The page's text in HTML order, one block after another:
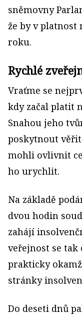
sněmovny
že by v platnost
roku.
Rychlé
Vraťme se
kdy začal platit
Snahou jeho
poskytnout
mohli ovlivnit
ho urychlit.
Na základě
dvou hodin
zahájí
veřejnost se
prakticky
stránky
Do deseti dnů